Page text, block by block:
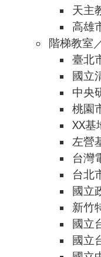
天主
高雄
階梯教室
臺北
國立
中央
桃園
XX基
左營
台灣
台北
國立
新竹
國立
國立